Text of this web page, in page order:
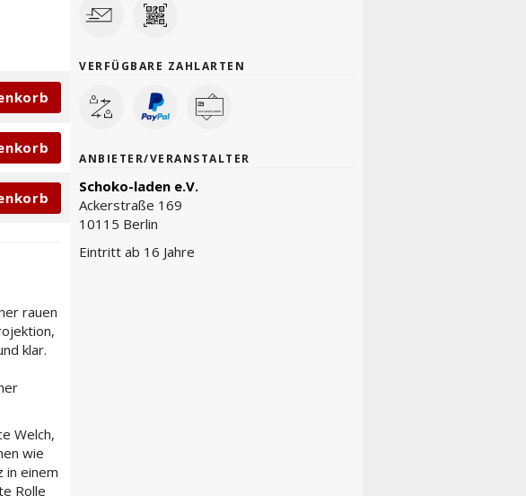
rauen
klar.
Welch,
wie
in einem
Rolle
VERFÜGBARE ZAHLARTEN
ANBIETER/VERANSTALTER
Schoko-laden e.V.
Ackerstraße 169
10115 Berlin
Eintritt ab 16 Jahre